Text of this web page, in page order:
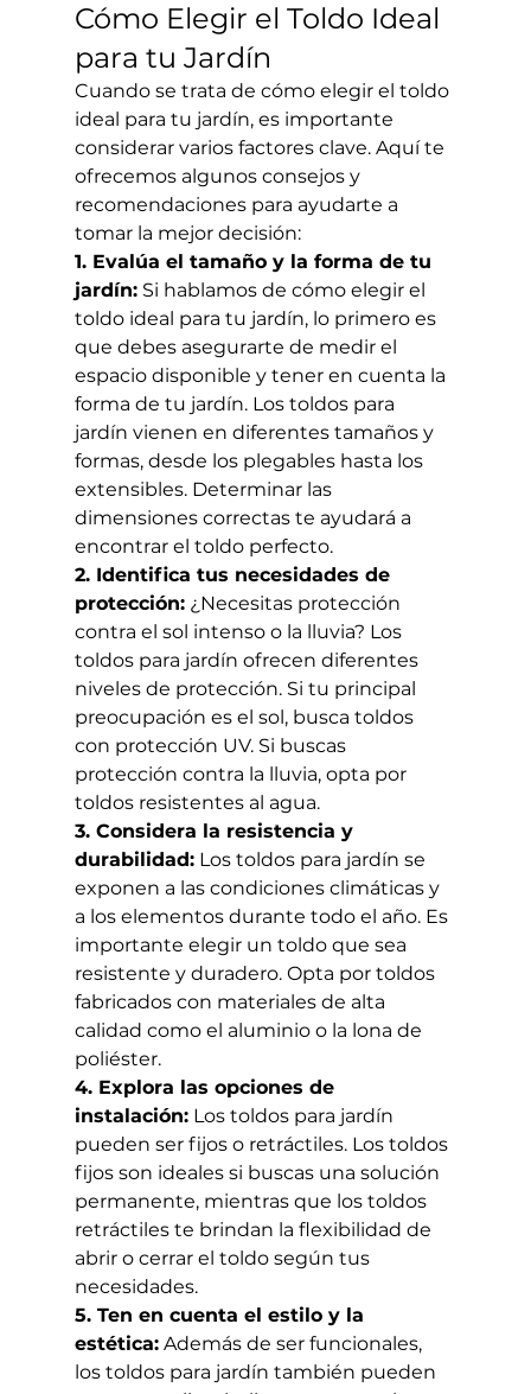
Cómo Elegir el Toldo Ideal
para tu Jardín
Cuando se trata de cómo elegir el toldo
ideal para tu jardín, es importante
considerar varios factores clave. Aquí te
ofrecemos algunos consejos y
recomendaciones para ayudarte a
tomar la mejor decisión:
1. Evalúa el tamaño y la forma de tu
jardín: Si hablamos de cómo elegir el
toldo ideal para tu jardín, lo primero es
que debes asegurarte de medir el
espacio disponible y tener en cuenta la
forma de tu jardín. Los toldos para
jardín vienen en diferentes tamaños y
formas, desde los plegables hasta los
extensibles. Determinar las
dimensiones correctas te ayudará a
encontrar el toldo perfecto.
2. Identifica tus necesidades de
protección: ¿Necesitas protección
contra el sol intenso o la lluvia? Los
toldos para jardín ofrecen diferentes
niveles de protección. Si tu principal
preocupación es el sol, busca toldos
con protección UV. Si buscas
protección contra la lluvia, opta por
toldos resistentes al agua.
3. Considera la resistencia y
durabilidad: Los toldos para jardín se
exponen a las condiciones climáticas y
a los elementos durante todo el año. Es
importante elegir un toldo que sea
resistente y duradero. Opta por toldos
fabricados con materiales de alta
calidad como el aluminio o la lona de
poliéster.
4. Explora las opciones de
instalación: Los toldos para jardín
pueden ser fijos o retráctiles. Los toldos
fijos son ideales si buscas una solución
permanente, mientras que los toldos
retráctiles te brindan la flexibilidad de
abrir o cerrar el toldo según tus
necesidades.
5. Ten en cuenta el estilo y la
estética: Además de ser funcionales,
los toldos para jardín también pueden